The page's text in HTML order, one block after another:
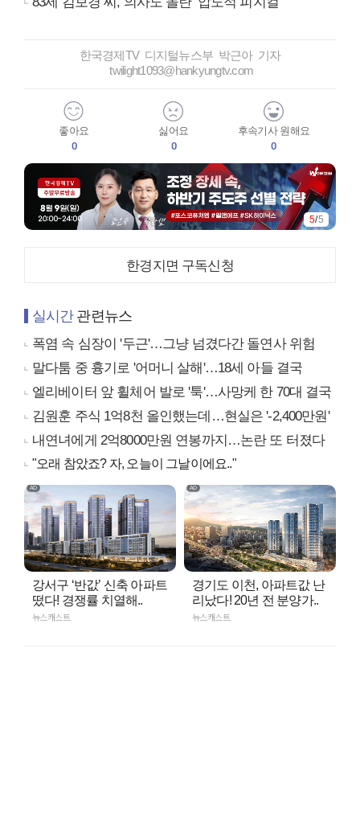
한국경제TV 디지털뉴스부 박근아 기자
twilight1093@hankyungtv.com
좋아요
0
싫어요
0
후속기사 원해요
0
5/5
한경지면 구독신청
실시간관련뉴스
폭염 속 심장이 '두근'…그냥 넘겼다간 돌연사 위험
말다툼 중 흉기로 '어머니 살해'…18세 아들 결국
엘리베이터 앞 휠체어 발로 '툭'…사망케 한 70대 결국
김원훈 주식 1억8천 올인했는데…현실은 '-2,400만원'
내연녀에게 2억8000만원 연봉까지…논란 또 터졌다
"오래 참았죠? 자, 오늘이 그날이에요.."
강서구 ‘반값’ 신축 아파트
떴다! 경쟁률 치열해..
뉴스캐스트
경기도 이천, 아파트값 난
리났다! 20년 전 분양가..
뉴스캐스트